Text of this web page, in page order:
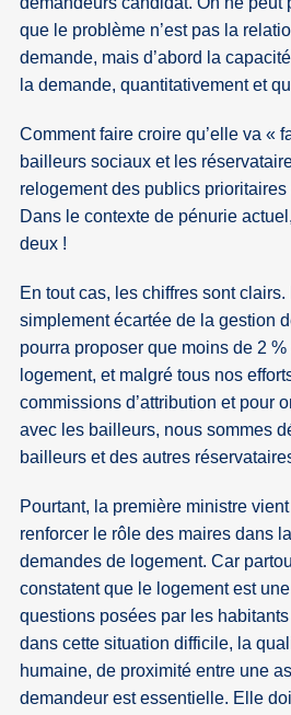
que le problème n’est pas la
demande, mais d’abord la
la demande, quantitativement et
Comment faire croire qu’elle va «
bailleurs sociaux et les
relogement des publics
Dans le contexte de pénurie
deux !
En tout cas, les chiffres sont
simplement écartée de la gestion
pourra proposer que moins de 2
logement, et malgré tous nos
commissions d’attribution et pour
avec les bailleurs, nous sommes
bailleurs et des autres
Pourtant, la première ministre
renforcer le rôle des maires dans
demandes de logement. Car
constatent que le logement est
questions posées par les
dans cette situation difficile, la
humaine, de proximité entre une
demandeur est essentielle. Elle